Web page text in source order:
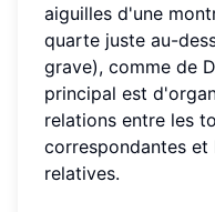
aiguilles d'une
quarte juste au-
grave), comme de
principal est
relations entre les
correspondantes et
relatives.